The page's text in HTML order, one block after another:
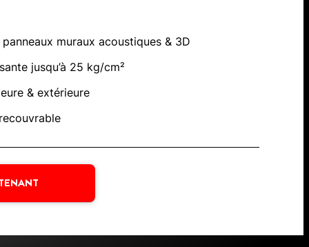
muraux acoustiques & 3D
jusqu’à 25 kg/cm²
& extérieure